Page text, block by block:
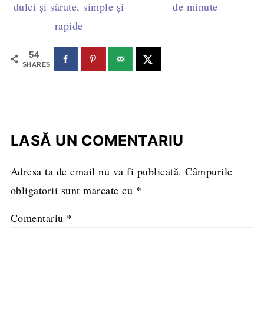
dulci și sărate, simple și
rapide
de minute
54
SHARES
LASĂ UN COMENTARIU
Adresa ta de email nu va fi publicată. Câmpurile
obligatorii sunt marcate cu *
Comentariu *